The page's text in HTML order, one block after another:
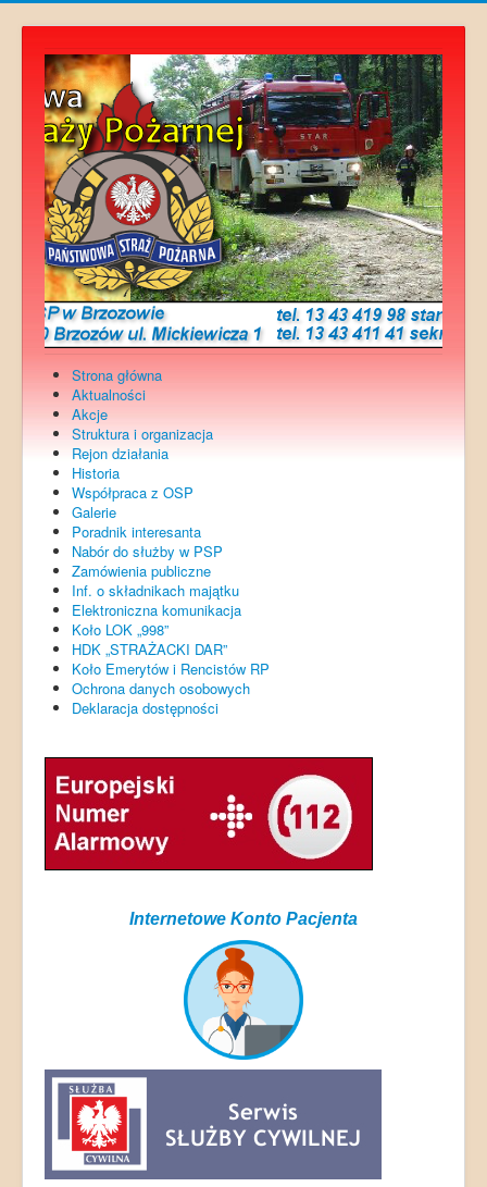
Strona główna
Aktualności
Akcje
Struktura i organizacja
Rejon działania
Historia
Współpraca z OSP
Galerie
Poradnik interesanta
Nabór do służby w PSP
Zamówienia publiczne
Inf. o składnikach majątku
Elektroniczna komunikacja
Koło LOK „998”
HDK „STRAŻACKI DAR”
Koło Emerytów i Rencistów RP
Ochrona danych osobowych
Deklaracja dostępności
Internetowe Konto Pacjenta